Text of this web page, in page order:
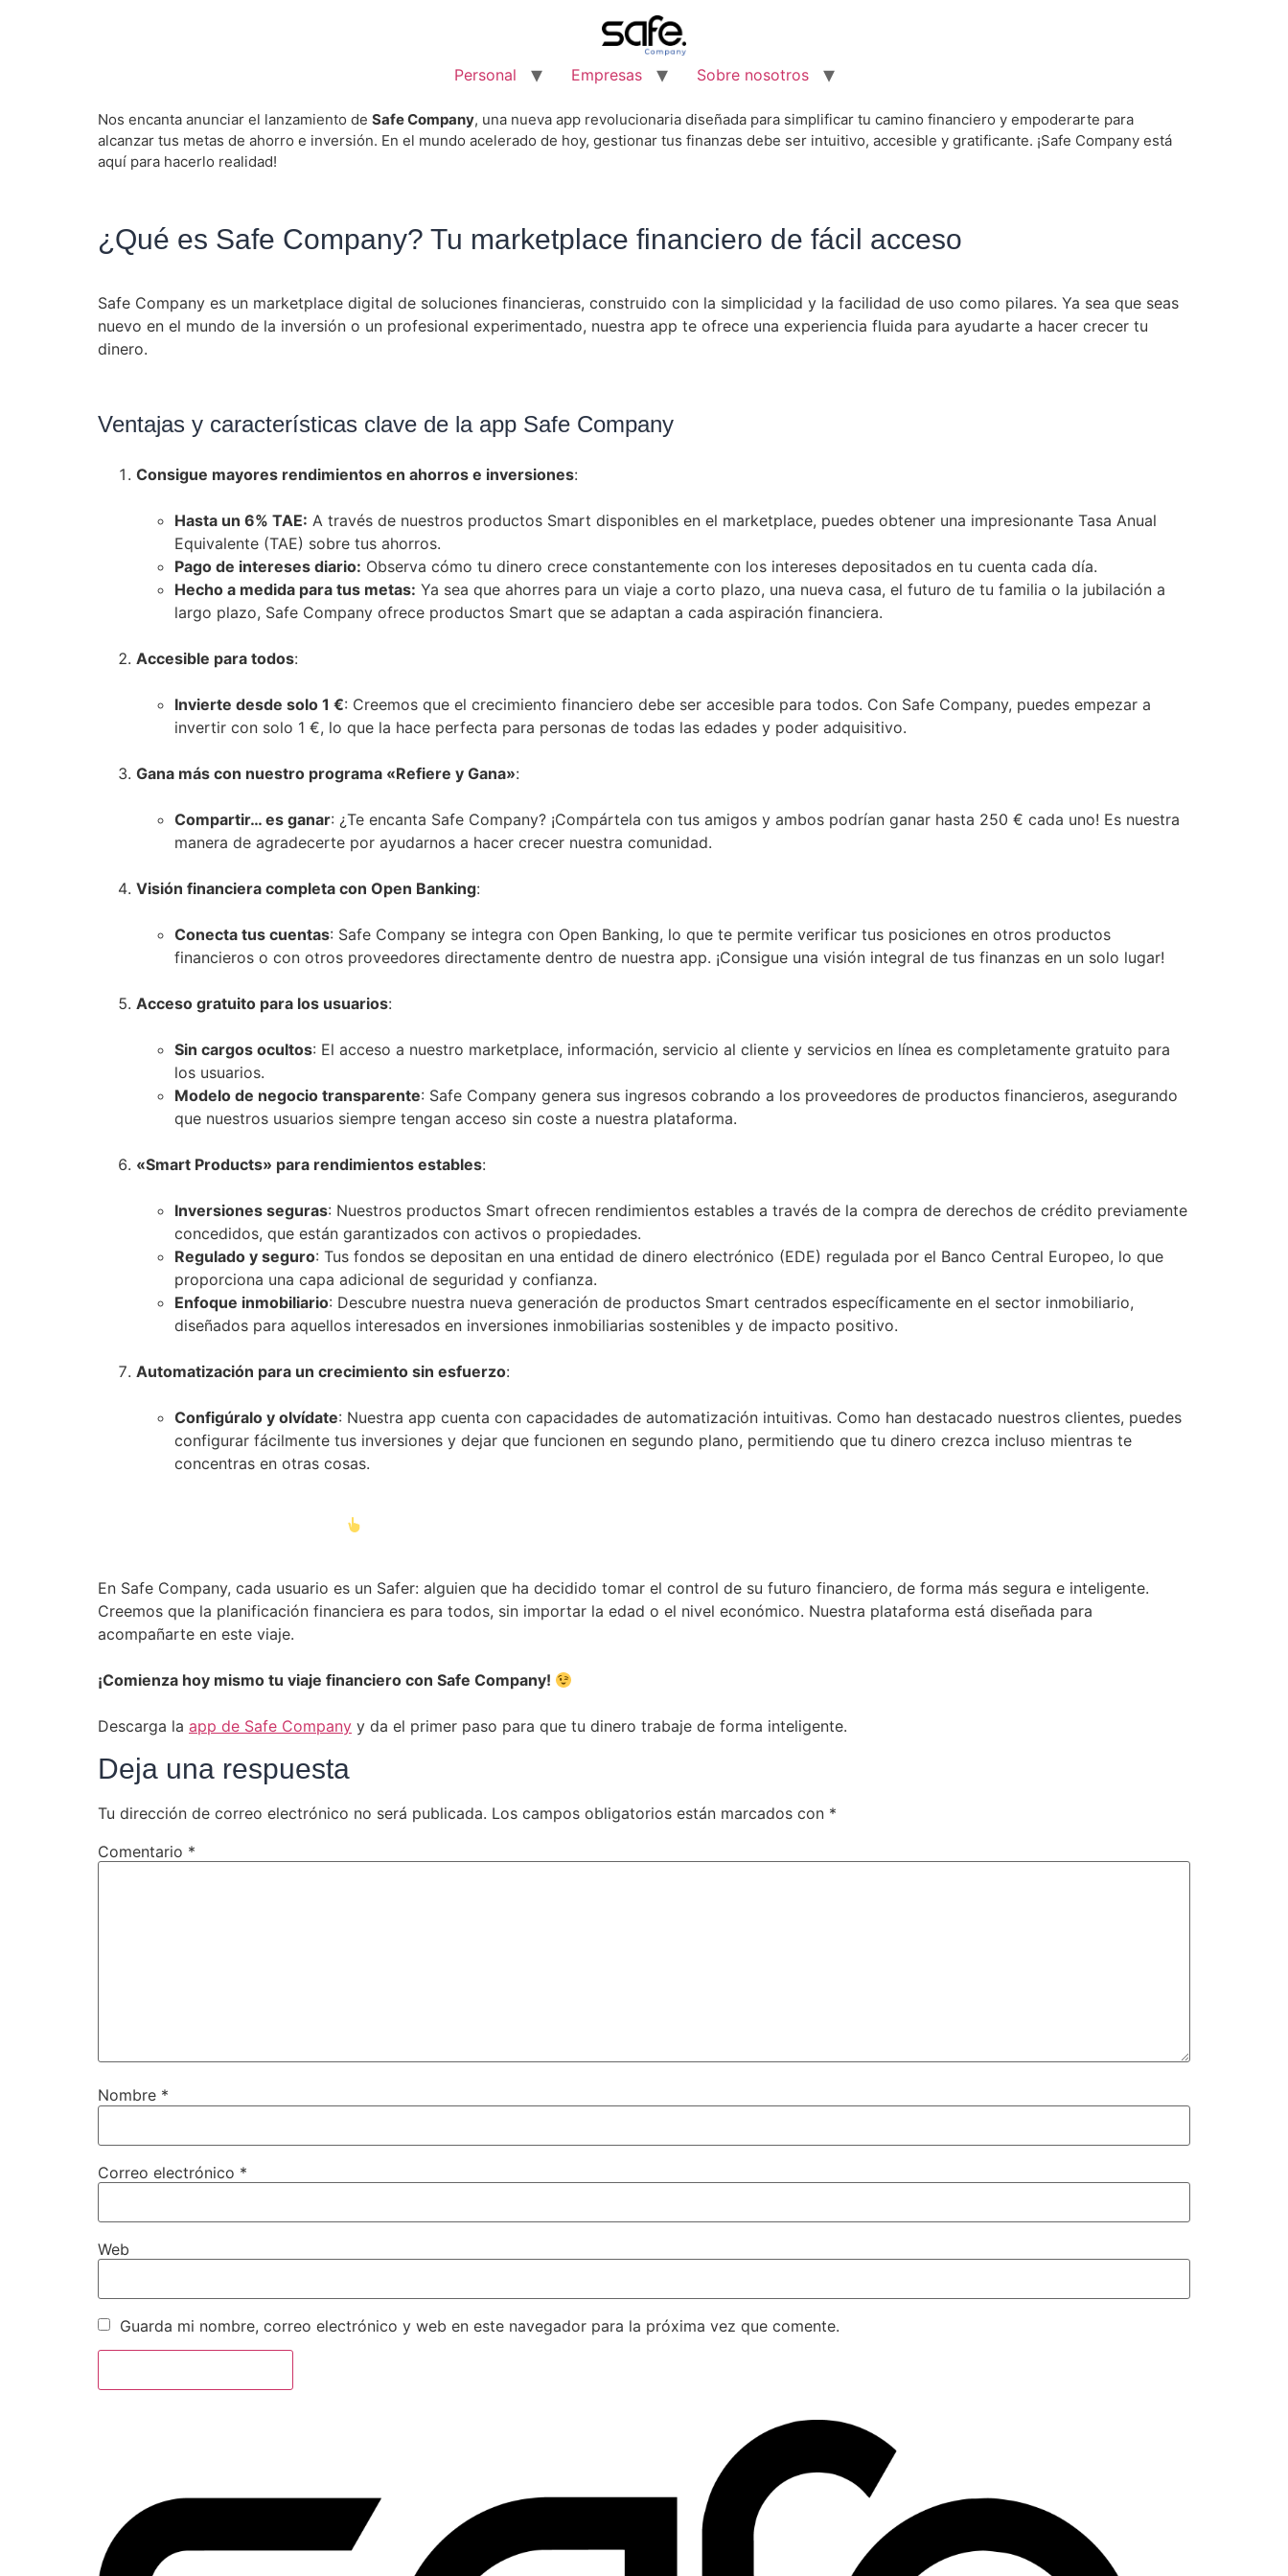
Personal Empresas Sobre nosotros
Nos encanta anunciar el lanzamiento de Safe Company, una nueva app revolucionaria diseñada para simplificar tu camino financiero y empoderarte para
alcanzar tus metas de ahorro e inversión. En el mundo acelerado de hoy, gestionar tus finanzas debe ser intuitivo, accesible y gratificante. ¡Safe Company está
aquí para hacerlo realidad!
¿Qué es Safe Company? Tu marketplace financiero de fácil acceso
Safe Company es un marketplace digital de soluciones financieras, construido con la simplicidad y la facilidad de uso como pilares. Ya sea que seas
nuevo en el mundo de la inversión o un profesional experimentado, nuestra app te ofrece una experiencia fluida para ayudarte a hacer crecer tu
dinero.
Ventajas y características clave de la app Safe Company
Consigue mayores rendimientos en ahorros e inversiones:
Hasta un 6% TAE: A través de nuestros productos Smart disponibles en el marketplace, puedes obtener una impresionante Tasa Anual
Equivalente (TAE) sobre tus ahorros.
Pago de intereses diario: Observa cómo tu dinero crece constantemente con los intereses depositados en tu cuenta cada día.
Hecho a medida para tus metas: Ya sea que ahorres para un viaje a corto plazo, una nueva casa, el futuro de tu familia o la jubilación a
largo plazo, Safe Company ofrece productos Smart que se adaptan a cada aspiración financiera.
Accesible para todos:
Invierte desde solo 1 €: Creemos que el crecimiento financiero debe ser accesible para todos. Con Safe Company, puedes empezar a
invertir con solo 1 €, lo que la hace perfecta para personas de todas las edades y poder adquisitivo.
Gana más con nuestro programa «Refiere y Gana»:
Compartir… es ganar: ¿Te encanta Safe Company? ¡Compártela con tus amigos y ambos podrían ganar hasta 250 € cada uno! Es nuestra
manera de agradecerte por ayudarnos a hacer crecer nuestra comunidad.
Visión financiera completa con Open Banking:
Conecta tus cuentas: Safe Company se integra con Open Banking, lo que te permite verificar tus posiciones en otros productos
financieros o con otros proveedores directamente dentro de nuestra app. ¡Consigue una visión integral de tus finanzas en un solo lugar!
Acceso gratuito para los usuarios:
Sin cargos ocultos: El acceso a nuestro marketplace, información, servicio al cliente y servicios en línea es completamente gratuito para
los usuarios.
Modelo de negocio transparente: Safe Company genera sus ingresos cobrando a los proveedores de productos financieros, asegurando
que nuestros usuarios siempre tengan acceso sin coste a nuestra plataforma.
«Smart Products» para rendimientos estables:
Inversiones seguras: Nuestros productos Smart ofrecen rendimientos estables a través de la compra de derechos de crédito previamente
concedidos, que están garantizados con activos o propiedades.
Regulado y seguro: Tus fondos se depositan en una entidad de dinero electrónico (EDE) regulada por el Banco Central Europeo, lo que
proporciona una capa adicional de seguridad y confianza.
Enfoque inmobiliario: Descubre nuestra nueva generación de productos Smart centrados específicamente en el sector inmobiliario,
diseñados para aquellos interesados en inversiones inmobiliarias sostenibles y de impacto positivo.
Automatización para un crecimiento sin esfuerzo:
Configúralo y olvídate: Nuestra app cuenta con capacidades de automatización intuitivas. Como han destacado nuestros clientes, puedes
configurar fácilmente tus inversiones y dejar que funcionen en segundo plano, permitiendo que tu dinero crezca incluso mientras te
concentras en otras cosas.
En Safe Company, cada usuario es un Safer: alguien que ha decidido tomar el control de su futuro financiero, de forma más segura e inteligente.
Creemos que la planificación financiera es para todos, sin importar la edad o el nivel económico. Nuestra plataforma está diseñada para
acompañarte en este viaje.
¡Comienza hoy mismo tu viaje financiero con Safe Company!
Descarga la app de Safe Company y da el primer paso para que tu dinero trabaje de forma inteligente.
Deja una respuesta
Tu dirección de correo electrónico no será publicada. Los campos obligatorios están marcados con *
Comentario *
Nombre *
Correo electrónico *
Web
Guarda mi nombre, correo electrónico y web en este navegador para la próxima vez que comente.